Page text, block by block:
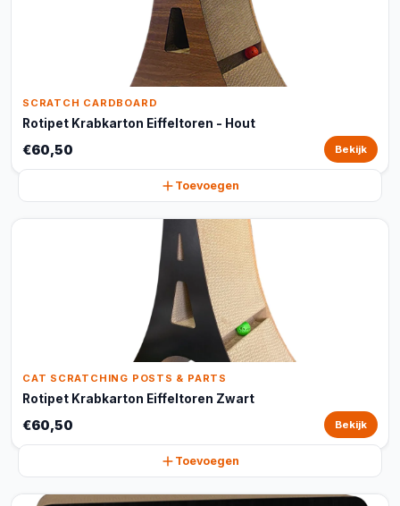
SCRATCH CARDBOARD
Rotipet Krabkarton Eiffeltoren - Hout
€60,50 Bekijk
Toevoegen
CAT SCRATCHING POSTS & PARTS
Rotipet Krabkarton Eiffeltoren Zwart
€60,50 Bekijk
Toevoegen